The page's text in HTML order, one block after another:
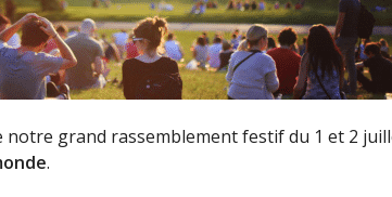
notre grand rassemblement festif du 1 et 2
.